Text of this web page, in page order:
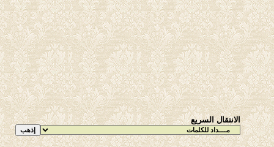
الانتقال السريع